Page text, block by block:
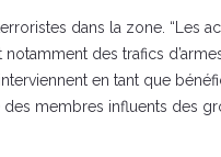
dans la zone. “Les
des trafics
en tant que
membres influents des